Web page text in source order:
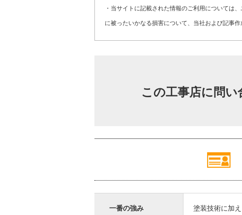
・当サイトに記載された情報のご利用については
に被ったいかなる損害について、当社および記事作
この工事店に問い
一番の強み 塗装技術に加